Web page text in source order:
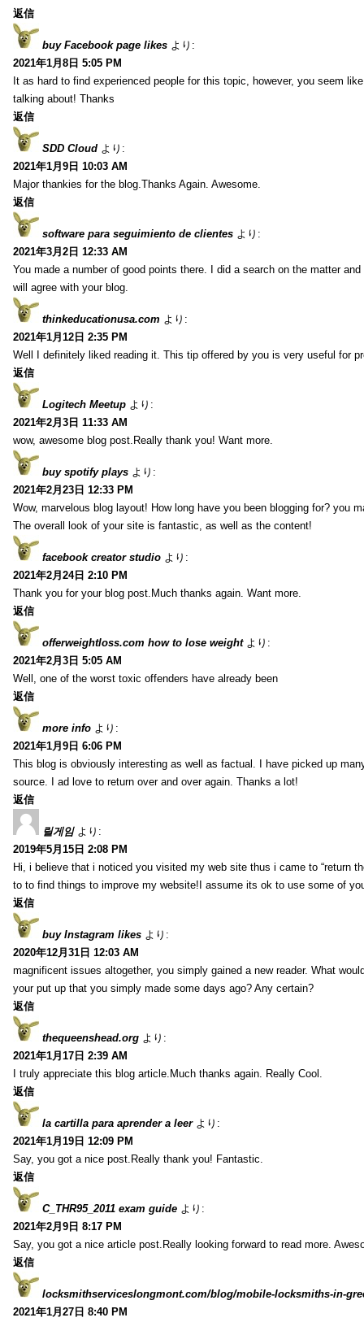
返信
buy Facebook page likes より:
2021年1月8日 5:05 PM
It as hard to find experienced people for this topic, however, you seem
talking about! Thanks
返信
SDD Cloud より:
2021年1月9日 10:03 AM
Major thankies for the blog.Thanks Again. Awesome.
返信
software para seguimiento de clientes より:
2021年3月2日 12:33 AM
You made a number of good points there. I did a search on the matter
will agree with your blog.
thinkeducationusa.com より:
2021年1月12日 2:35 PM
Well I definitely liked reading it. This tip offered by you is very useful for
返信
Logitech Meetup より:
2021年2月3日 11:33 AM
wow, awesome blog post.Really thank you! Want more.
buy spotify plays より:
2021年2月23日 12:33 PM
Wow, marvelous blog layout! How long have you been blogging for? you
The overall look of your site is fantastic, as well as the content!
facebook creator studio より:
2021年2月24日 2:10 PM
Thank you for your blog post.Much thanks again. Want more.
返信
offerweightloss.com how to lose weight より:
2021年2月3日 5:05 AM
Well, one of the worst toxic offenders have already been
返信
more info より:
2021年1月9日 6:06 PM
This blog is obviously interesting as well as factual. I have picked up
source. I ad love to return over and over again. Thanks a lot!
返信
릴게임 より:
2019年5月15日 2:08 PM
Hi, i believe that i noticed you visited my web site thus i came to “return
to to find things to improve my website!I assume its ok to use some of
返信
buy Instagram likes より:
2020年12月31日 12:03 AM
magnificent issues altogether, you simply gained a new reader. What
your put up that you simply made some days ago? Any certain?
返信
thequeenshead.org より:
2021年1月17日 2:39 AM
I truly appreciate this blog article.Much thanks again. Really Cool.
返信
la cartilla para aprender a leer より:
2021年1月19日 12:09 PM
Say, you got a nice post.Really thank you! Fantastic.
返信
C_THR95_2011 exam guide より:
2021年2月9日 8:17 PM
Say, you got a nice article post.Really looking forward to read more.
返信
locksmithserviceslongmont.com/blog/mobile-locksmiths-in-
2021年1月27日 8:40 PM